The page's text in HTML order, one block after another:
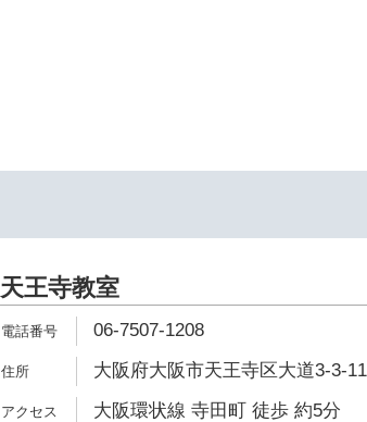
天王寺教室
06-7507-1208
大阪府大阪市天王寺区大道3-3-
大阪環状線 寺田町 徒歩 約5分